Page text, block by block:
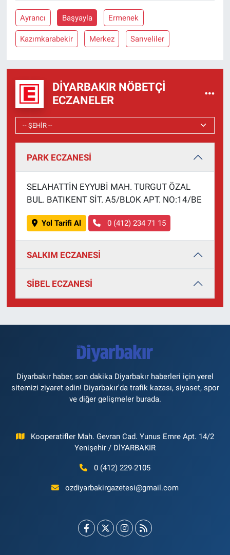
Ayrancı Başyayla Ermenek
Kazımkarabekir Merkez Sarıveliler
DIYARBAKIR NÖBETÇI
ECZANELER
PARK ECZANESİ
SELAHATTİN EYYUBİ MAH. TURGUT ÖZAL
BUL. BATIKENT SİT. A5/BLOK APT. NO:14/BE
Yol Tarifi Al 0 (412) 234 71 15
SALKIM ECZANESİ
SİBEL ECZANESİ
Diyarbakır haber, son dakika Diyarbakır haberleri için yerel
sitemizi ziyaret edin! Diyarbakır'da trafik kazası, siyaset, spor
ve diğer gelişmeler burada.
Kooperatifler Mah. Gevran Cad. Yunus Emre Apt. 14/2
Yenişehir / DİYARBAKIR
0 (412) 229-2105
ozdiyarbakirgazetesi@gmail.com